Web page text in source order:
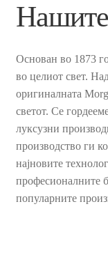
Грижа за
Добра производна
За брендот
Историјата на
Контакт
Кошничка
Основан во 1873
во целиот свет.
оригиналната
светот. Се
луксузни
производство ги
најновите
професионалните
популарните